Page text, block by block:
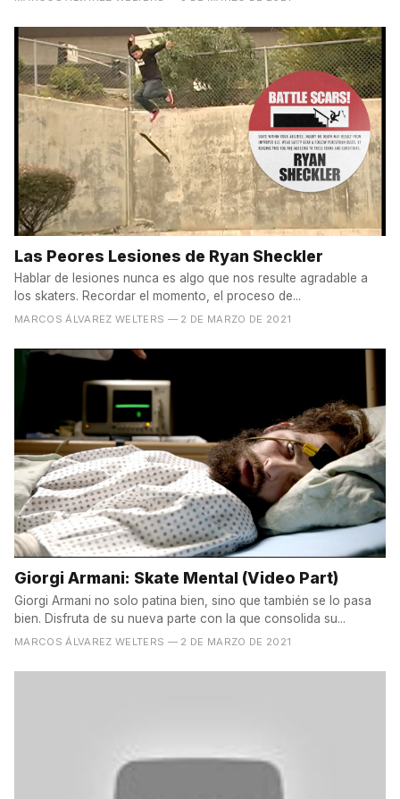
Las Peores Lesiones de Ryan Sheckler
Hablar de lesiones nunca es algo que nos resulte agradable a
los skaters. Recordar el momento, el proceso de...
MARCOS ÁLVAREZ WELTERS — 2 DE MARZO DE 2021
Giorgi Armani: Skate Mental (Video Part)
Giorgi Armani no solo patina bien, sino que también se lo pasa
bien. Disfruta de su nueva parte con la que consolida su...
MARCOS ÁLVAREZ WELTERS — 2 DE MARZO DE 2021